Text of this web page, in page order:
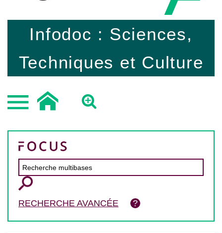
Infodoc : Sciences,
Techniques et Culture
RECHERCHE AVANCÉE